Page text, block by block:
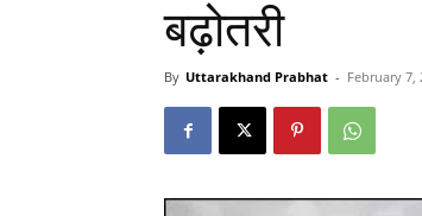
बढ़ोतरी
By Uttarakhand Prabhat - February 7,